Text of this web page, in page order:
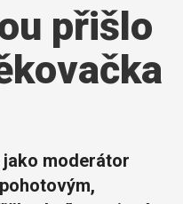
přišlo
jako moderátor